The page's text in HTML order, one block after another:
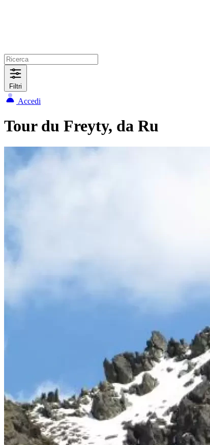
Filtri
Accedi
Tour du Freyty, da Ru